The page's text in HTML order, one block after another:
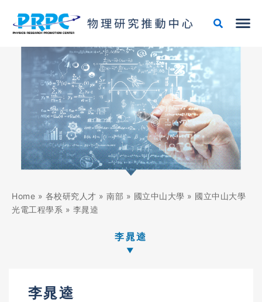
Home » 各校研究人才 » 南部 » 國立中山大學 » 國立中山大學
光電工程學系 » 李晁逵
李晁逵
李晁逵